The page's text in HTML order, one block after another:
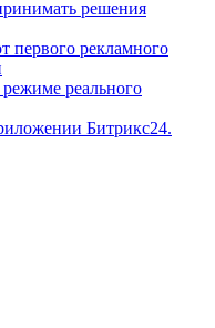
решения
первого рекламного
реального
Битрикс24.